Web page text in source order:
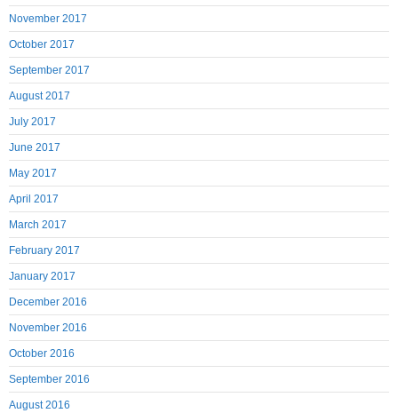
November 2017
October 2017
September 2017
August 2017
July 2017
June 2017
May 2017
April 2017
March 2017
February 2017
January 2017
December 2016
November 2016
October 2016
September 2016
August 2016